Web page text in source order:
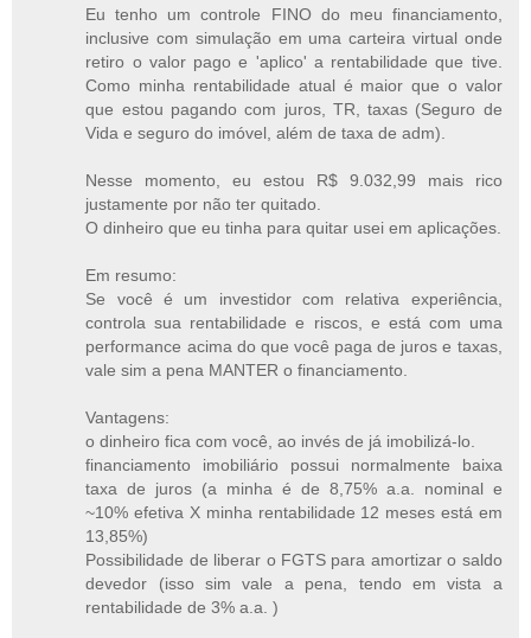
Eu tenho um controle FINO do meu financiamento,
inclusive com simulação em uma carteira virtual onde
retiro o valor pago e 'aplico' a rentabilidade que tive.
Como minha rentabilidade atual é maior que o valor
que estou pagando com juros, TR, taxas (Seguro de
Vida e seguro do imóvel, além de taxa de adm).
Nesse momento, eu estou R$ 9.032,99 mais rico
justamente por não ter quitado.
O dinheiro que eu tinha para quitar usei em aplicações.
Em resumo:
Se você é um investidor com relativa experiência,
controla sua rentabilidade e riscos, e está com uma
performance acima do que você paga de juros e taxas,
vale sim a pena MANTER o financiamento.
Vantagens:
o dinheiro fica com você, ao invés de já imobilizá-lo.
financiamento imobiliário possui normalmente baixa
taxa de juros (a minha é de 8,75% a.a. nominal e
~10% efetiva X minha rentabilidade 12 meses está em
13,85%)
Possibilidade de liberar o FGTS para amortizar o saldo
devedor (isso sim vale a pena, tendo em vista a
rentabilidade de 3% a.a. )